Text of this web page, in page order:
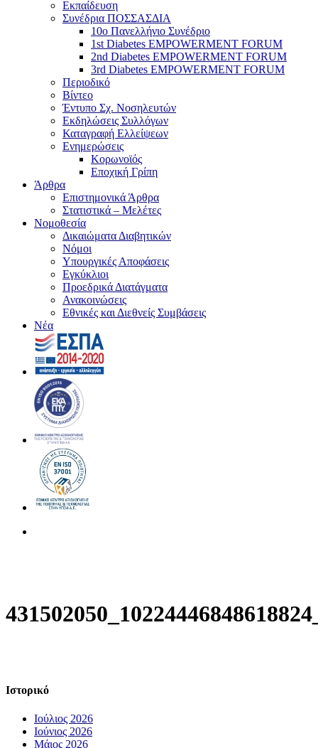
Εκπαίδευση
Συνέδρια ΠΟΣΣΑΣΔΙΑ
10ο Πανελλήνιο Συνέδριο
1st Diabetes EMPOWERMENT FORUM
2nd Diabetes EMPOWERMENT FORUM
3rd Diabetes EMPOWERMENT FORUM
Περιοδικό
Βίντεο
Έντυπο Σχ. Νοσηλευτών
Εκδηλώσεις Συλλόγων
Καταγραφή Ελλείψεων
Ενημερώσεις
Κορωνοϊός
Εποχική Γρίπη
Άρθρα
Επιστημονικά Άρθρα
Στατιστικά – Μελέτες
Νομοθεσία
Δικαιώματα Διαβητικών
Νόμοι
Υπουργικές Αποφάσεις
Εγκύκλιοι
Προεδρικά Διατάγματα
Ανακοινώσεις
Εθνικές και Διεθνείς Συμβάσεις
Νέα
Ιστορικό
Ιούλιος 2026
Ιούνιος 2026
Μάιος 2026